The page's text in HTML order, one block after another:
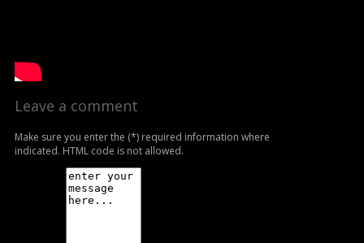
Leave a comment
Make sure you enter the (*) required information where
indicated. HTML code is not allowed.